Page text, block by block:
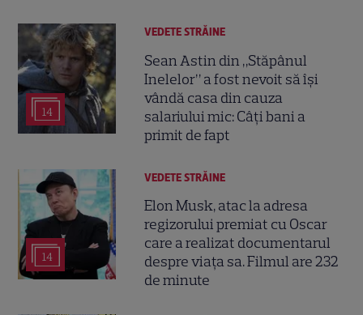
14
VEDETE STRĂINE
Sean Astin din „Stăpânul
Inelelor” a fost nevoit să își
vândă casa din cauza
salariului mic: Câți bani a
primit de fapt
14
VEDETE STRĂINE
Elon Musk, atac la adresa
regizorului premiat cu Oscar
care a realizat documentarul
despre viața sa. Filmul are 232
de minute